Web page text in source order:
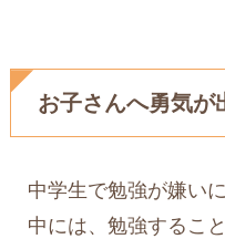
お子さんへ勇気が
中学生で勉強が嫌い
中には、勉強するこ